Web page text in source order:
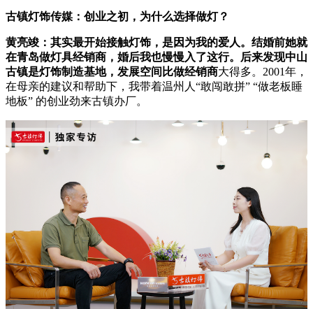
古镇灯饰传媒： 创业之初，为什么选择做灯？
黄亮竣：其实最开始接触灯饰，是因为我的爱人。结婚前她就
在青岛做灯具经销商，婚后我也慢慢入了这行。后来发现中山
古镇是灯饰制造基地，发展空间比做经销商大得多。2001年，
在母亲的建议和帮助下，我带着温州人“敢闯敢拼” “做老板睡
地板” 的创业劲来古镇办厂。